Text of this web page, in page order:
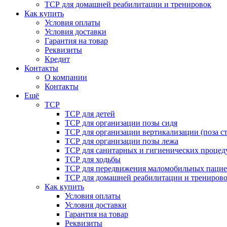
ТСР для домашней реабилитации и тренировок
Как купить
Условия оплаты
Условия доставки
Гарантия на товар
Реквизиты
Кредит
Контакты
О компании
Контакты
Ещё
ТСР
ТСР для детей
ТСР для организации позы сидя
ТСР для организации вертикализации (поза
ТСР для организации позы лежа
ТСР для санитарных и гигиенических
ТСР для ходьбы
ТСР для передвижения маломобильных
ТСР для домашней реабилитации и
Как купить
Условия оплаты
Условия доставки
Гарантия на товар
Реквизиты